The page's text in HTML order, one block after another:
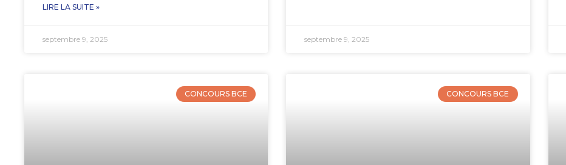
LIRE LA SUITE »
septembre 9, 2025 septembre 9, 2025
CONCOURS BCE CONCOURS BCE